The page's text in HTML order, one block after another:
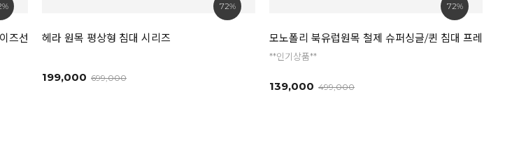
선택
72%
헤라 원목 평상형 침대 시리즈
199,000 699,000
72%
모노폴리 북유럽원목 철제 슈퍼싱글/퀸 침대 프레임
**인기상품**
139,000 499,000